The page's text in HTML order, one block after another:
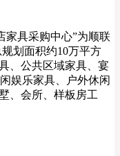
家具采购中心”为顺联
划面积约10万平方
、公共区域家具、宴
娱乐家具、户外休闲
、会所、样板房工